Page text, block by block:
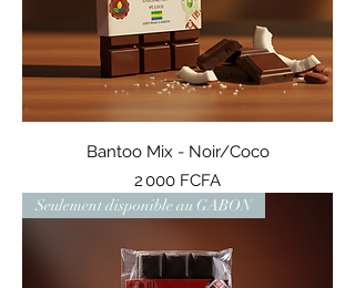
Bantoo Mix - Noir/Coco
Prix
2 000 FCFA
Seulement disponible au GABON